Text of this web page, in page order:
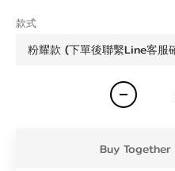
款式
Buy